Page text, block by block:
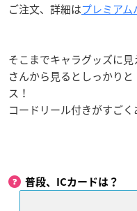
ご注文、詳細はプレミアム
そこまでキャラグッズに
さんから見るとしっかり
ス！
コードリール付きがすごく
普段、ICカードは？